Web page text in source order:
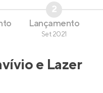
2
Lançamento
Set 2021
e Lazer